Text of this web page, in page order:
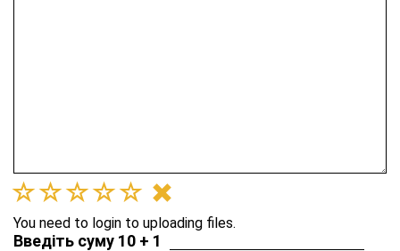
You need to login to uploading files.
Введіть суму 10 + 1